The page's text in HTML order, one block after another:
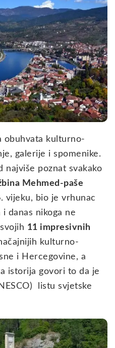
obuhvata kulturno-
galerije i spomenike.
najviše poznat svakako
Mehmed-paše
vijeku, bio je vrhunac
danas nikoga ne
11 impresivnih
kulturno-
i Hercegovine, a
istorija govori to da je
listu svjetske